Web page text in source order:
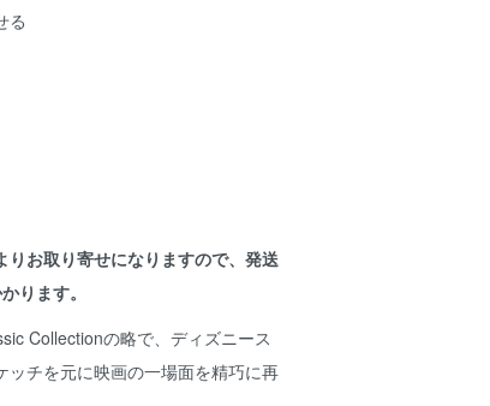
る
りお取り寄せになりますので、発送
ります。
Collectionの略で、ディズニース
ッチを元に映画の一場面を精巧に再